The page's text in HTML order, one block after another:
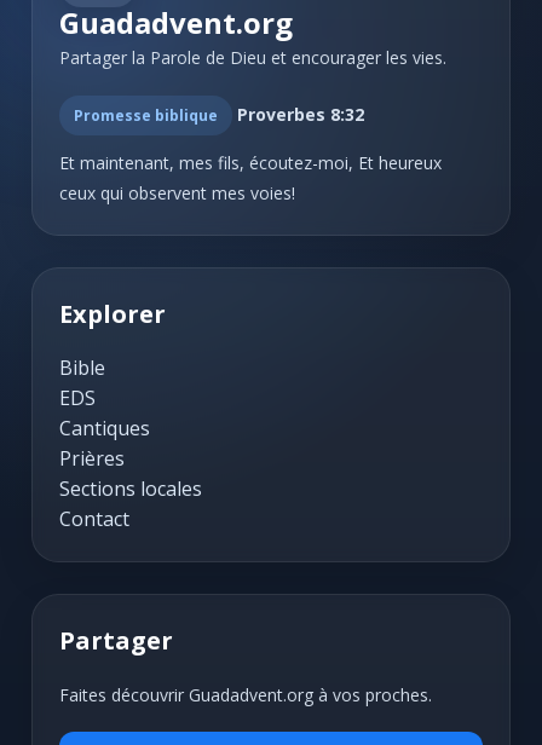
Guadadvent.org
Partager la Parole de Dieu et encourager les vies.
Promesse biblique Proverbes 8:32
Et maintenant, mes fils, écoutez-moi, Et heureux
ceux qui observent mes voies!
Explorer
Bible
EDS
Cantiques
Prières
Sections locales
Contact
Partager
Faites découvrir Guadadvent.org à vos proches.